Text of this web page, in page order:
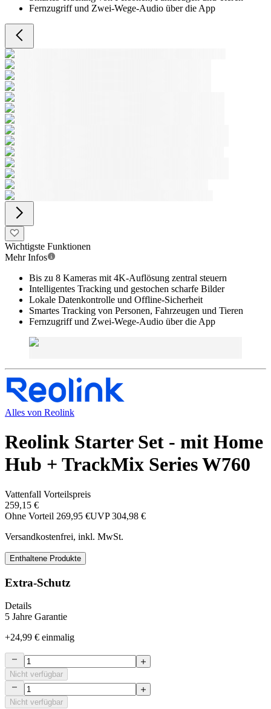
Fernzugriff und Zwei-Wege-Audio über die App
Wichtigste Funktionen
Mehr Infos
Bis zu 8 Kameras mit 4K-Auflösung zentral steuern
Intelligentes Tracking und gestochen scharfe Bilder
Lokale Datenkontrolle und Offline-Sicherheit
Smartes Tracking von Personen, Fahrzeugen und Tieren
Fernzugriff und Zwei-Wege-Audio über die App
Alles von Reolink
Reolink Starter Set - mit Home
Hub + TrackMix Series W760
Vattenfall Vorteilspreis
259,15 €
Ohne Vorteil 269,95 €UVP 304,98 €
Versandkostenfrei, inkl. MwSt.
Enthaltene Produkte
Extra-Schutz
Details
5 Jahre Garantie
+24,99 € einmalig
Nicht verfügbar
Nicht verfügbar